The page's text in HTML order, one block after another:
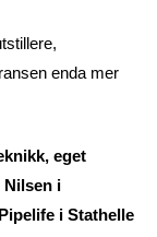
enda mer
eget
Nilsen i
i Stathelle